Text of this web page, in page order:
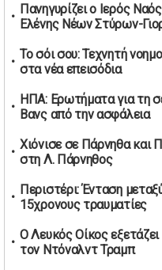
Καύσιμα αεροσκαφών:
01/05/2026 | 19:54
δηλώσεις την
01/05/2026 | 19:33
Υπερβολική ταχύτητα
38χρονου οδηγού
01/05/2026 | 19:12
Υποψηφιότητες για τις
Νέων Στύρων
Τουρκία: Ένταση στις
Πανηγυρίζει ο Ιερός
Ελένης Νέων Στύρων-
Το σόι σου: Τεχνητή
στα νέα επεισόδια
ΗΠΑ: Ερωτήματα για τη
Βανς από την ασφάλεια
Χιόνισε σε Πάρνηθα και
στη Λ. Πάρνηθος
Περιστέρι: Ένταση
15χρονους τραυματίες
Ο Λευκός Οίκος
τον Ντόναλντ Τραμπ